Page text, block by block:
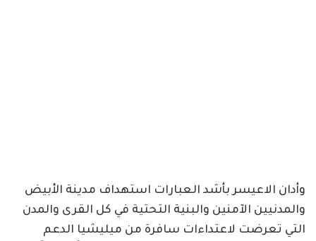
وأدان الاعيسر بأشد العبارات استهداف مدينة الأبيض
والمدنيين الآمنين والبنية التحتية في كل القرى والمدن
التي تعرضت لاعتداءات سافرة من ميليشيا الدعم